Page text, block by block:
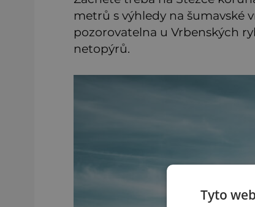
metrů s výhledy na šumavské
pozorovatelna u Vrbenských
netopýrů.
Tyto